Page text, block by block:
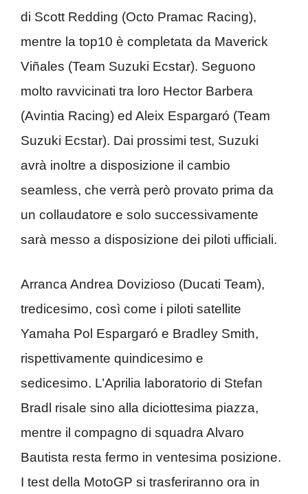
di Scott Redding (Octo Pramac Racing),
mentre la top10 è completata da Maverick
Viñales (Team Suzuki Ecstar). Seguono
molto ravvicinati tra loro Hector Barbera
(Avintia Racing) ed Aleix Espargaró (Team
Suzuki Ecstar). Dai prossimi test, Suzuki
avrà inoltre a disposizione il cambio
seamless, che verrà però provato prima da
un collaudatore e solo successivamente
sarà messo a disposizione dei piloti ufficiali.
Arranca Andrea Dovizioso (Ducati Team),
tredicesimo, così come i piloti satellite
Yamaha Pol Espargaró e Bradley Smith,
rispettivamente quindicesimo e
sedicesimo. L’Aprilia laboratorio di Stefan
Bradl risale sino alla diciottesima piazza,
mentre il compagno di squadra Alvaro
Bautista resta fermo in ventesima posizione.
I test della MotoGP si trasferiranno ora in